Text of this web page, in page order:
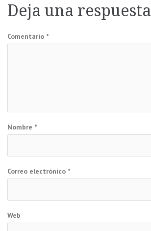
entradas
Deja una respuesta
Comentario *
Nombre *
Correo electrónico *
Web